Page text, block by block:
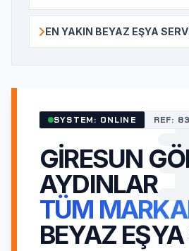
EN YAKIN BEYAZ EŞYA
SYSTEM: ONLINE REF:
GIRESUN
AYDINLAR
TÜM
BEYAZ